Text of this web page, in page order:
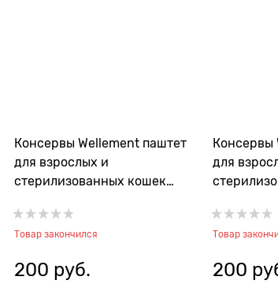
Консервы Wellement паштет
для взрослых и
стерилизованных кошек
Mackerel Pate
Товар закончился
200 руб.
Консервы
для
Lamb Pate
Товар
200